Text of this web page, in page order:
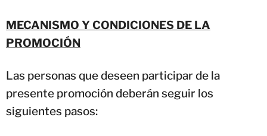
MECANISMO Y CONDICIONES DE LA
PROMOCIÓN
Las personas que deseen participar de la
presente promoción deberán seguir los
siguientes pasos: